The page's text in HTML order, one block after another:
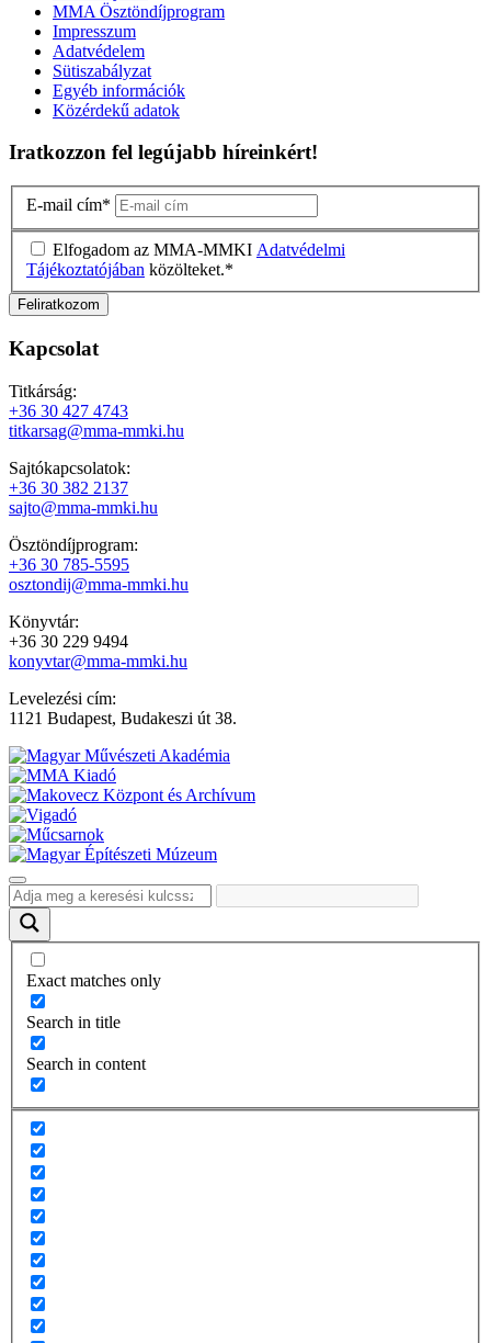
MMA Ösztöndíjprogram
Impresszum
Adatvédelem
Sütiszabályzat
Egyéb információk
Közérdekű adatok
Iratkozzon fel legújabb híreinkért!
E-mail cím*
Elfogadom az MMA-MMKI Adatvédelmi
Tájékoztatójában közölteket.*
Kapcsolat
Titkárság:
+36 30 427 4743
titkarsag@mma-mmki.hu
Sajtókapcsolatok:
+36 30 382 2137
sajto@mma-mmki.hu
Ösztöndíjprogram:
+36 30 785-5595
osztondij@mma-mmki.hu
Könyvtár:
+36 30 229 9494
konyvtar@mma-mmki.hu
Levelezési cím:
1121 Budapest, Budakeszi út 38.
Exact matches only
Search in title
Search in content